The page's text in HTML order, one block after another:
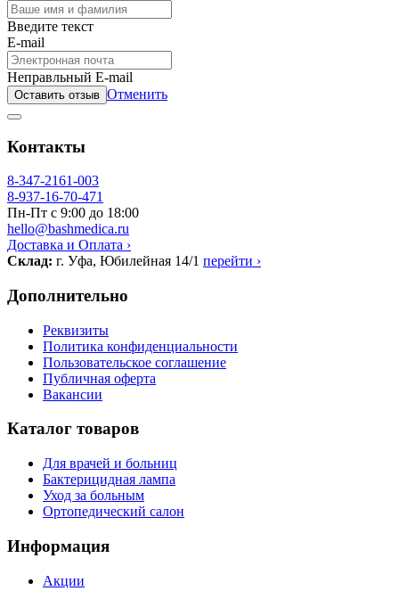
Введите текст
E-mail
Неправльный E-mail
Оставить отзыв Отменить
Контакты
8-347-2161-003
8-937-16-70-471
Пн-Пт с 9:00 до 18:00
hello@bashmedica.ru
Доставка и Оплата ›
Склад: г. Уфа, Юбилейная 14/1 перейти ›
Дополнительно
Реквизиты
Политика конфиденциальности
Пользовательское соглашение
Публичная оферта
Вакансии
Каталог товаров
Для врачей и больниц
Бактерицидная лампа
Уход за больным
Ортопедический салон
Информация
Акции